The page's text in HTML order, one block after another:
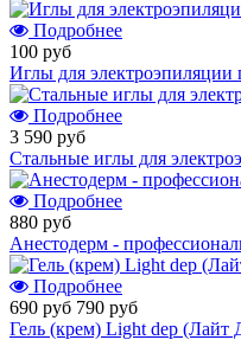
Подробнее
100 руб
Иглы для электроэпиляции
Подробнее
3 590 руб
Стальные иглы для
Подробнее
880 руб
Анестодерм -
Подробнее
690 руб 790 руб
Гель (крем) Light dep (Лайт